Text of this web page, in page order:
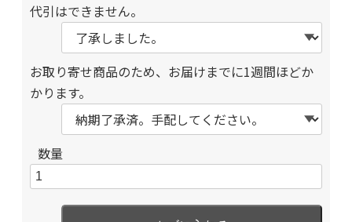
代引はできません。
お取り寄せ商品のため、お届けまでに1週間ほどか
かります。
数量